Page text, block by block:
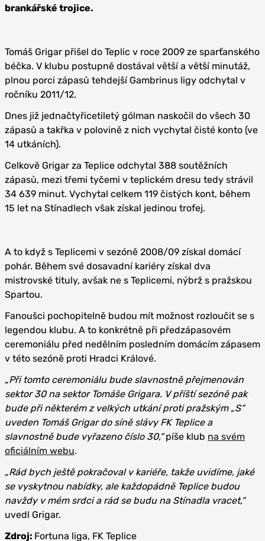
brankářské trojice.
Tomáš Grigar přišel do Teplic v roce 2009 ze sparťanského
béčka. V klubu postupně dostával větší a větší minutáž,
plnou porci zápasů tehdejší Gambrinus ligy odchytal v
ročníku 2011/12.
Dnes již jednačtyřicetiletý gólman naskočil do všech 30
zápasů a takřka v polovině z nich vychytal čisté konto (ve
14 utkáních).
Celkově Grigar za Teplice odchytal 388 soutěžních
zápasů, mezi třemi tyčemi v teplickém dresu tedy strávil
34 639 minut. Vychytal celkem 119 čistých kont, během
15 let na Stínadlech však získal jedinou trofej.
A to když s Teplicemi v sezóně 2008/09 získal domácí
pohár. Během své dosavadní kariéry získal dva
mistrovské tituly, avšak ne s Teplicemi, nýbrž s pražskou
Spartou.
Fanoušci pochopitelně budou mít možnost rozloučit se s
legendou klubu. A to konkrétně při předzápasovém
ceremoniálu před nedělním posledním domácím zápasem
v této sezóně proti Hradci Králové.
„Při tomto ceremoniálu bude slavnostně přejmenován
sektor 30 na sektor Tomáše Grigara. V příští sezóně pak
bude při některém z velkých utkání proti pražským „S“
uveden Tomáš Grigar do síně slávy FK Teplice a
slavnostně bude vyřazeno číslo 30,“píše klub na svém
oficiálním webu.
„Rád bych ještě pokračoval v kariéře, takže uvidíme, jaké
se vyskytnou nabídky, ale každopádně Teplice budou
navždy v mém srdci a rád se budu na Stínadla vracet,“
uvedl Grigar.
Zdroj: Fortuna liga, FK Teplice